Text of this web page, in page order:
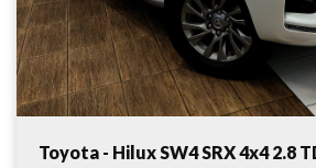
Toyota - Hilux SW4 SRX 4x4 2.8